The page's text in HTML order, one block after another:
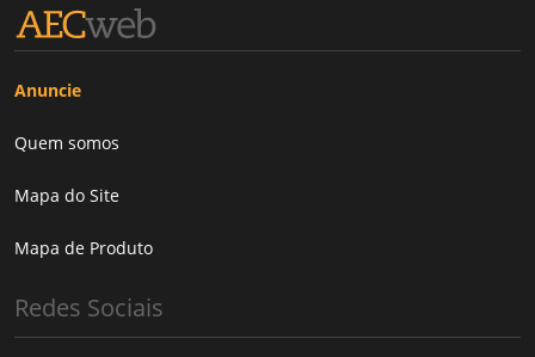
Anuncie
Quem somos
Mapa do Site
Mapa de Produto
Redes Sociais